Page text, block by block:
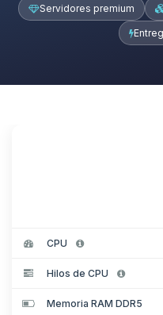
Servidores premium
CPU
Hilos de CPU
Memoria RAM DDR5